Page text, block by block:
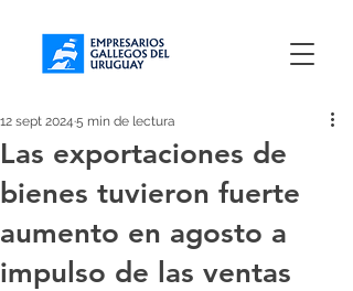
Las exportaciones de
bienes tuvieron fuerte
aumento en agosto a
impulso de las ventas
12 sept 2024 5 min de lectura